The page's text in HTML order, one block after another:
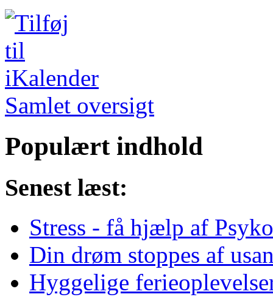
Samlet oversigt
Populært indhold
Senest læst:
Stress - få hjælp af
Din drøm stoppes af
Hyggelige